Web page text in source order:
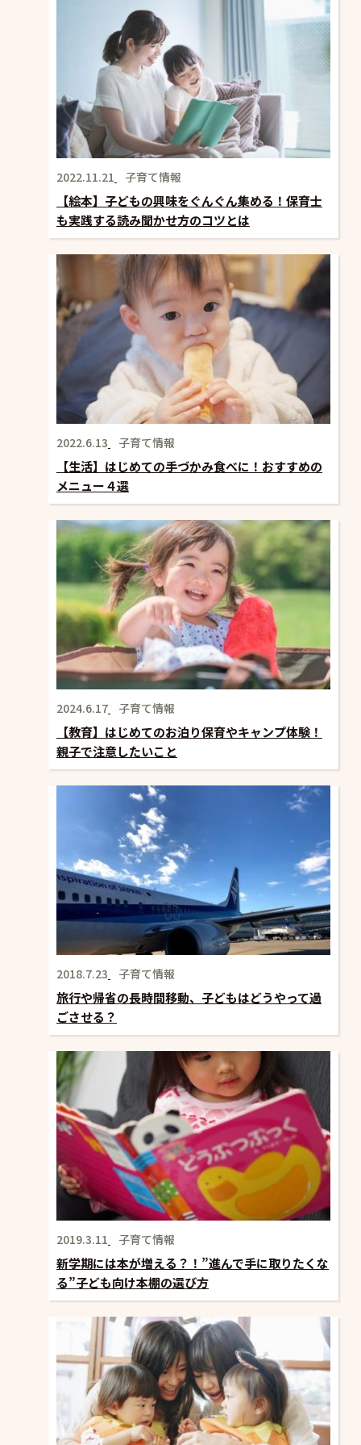
2022.11.21 子育て情報
【絵本】子どもの興味をぐんぐん集める！保育士
も実践する読み聞かせ方のコツとは
2022.6.13 子育て情報
【生活】はじめての手づかみ食べに！おすすめの
メニュー４選
2024.6.17 子育て情報
【教育】はじめてのお泊り保育やキャンプ体験！
親子で注意したいこと
2018.7.23 子育て情報
旅行や帰省の長時間移動、子どもはどうやって過
ごさせる？
2019.3.11 子育て情報
新学期には本が増える？！”進んで手に取りたくな
る”子ども向け本棚の選び方